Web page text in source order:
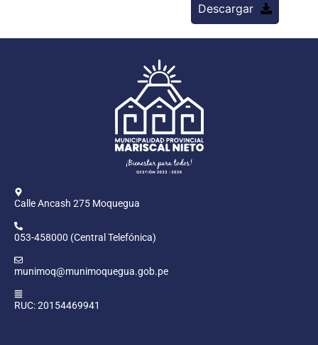
Descargar
Calle Ancash 275 Moquegua
053-458000 (Central Telefónica)
munimoq@munimoquegua.gob.pe
RUC: 20154469941